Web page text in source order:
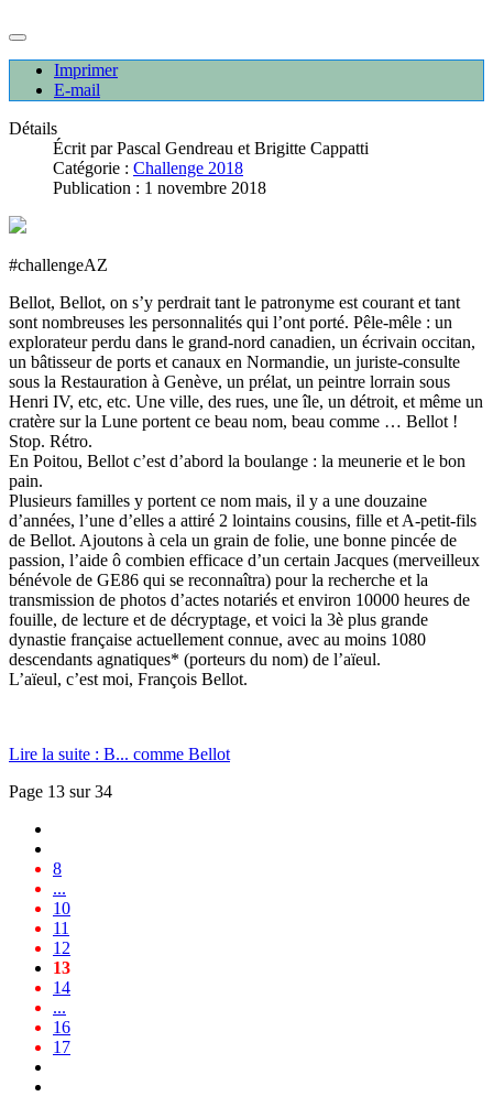
Imprimer
E-mail
Détails
Écrit parPascal Gendreau et Brigitte Cappatti
Catégorie : Challenge 2018
Publication : 1 novembre 2018
#challengeAZ
Bellot, Bellot, on s’y perdrait tant le patronyme est courant et tant
sont nombreuses les personnalités qui l’ont porté. Pêle-mêle : un
explorateur perdu dans le grand-nord canadien, un écrivain occitan,
un bâtisseur de ports et canaux en Normandie, un juriste-consulte
sous la Restauration à Genève, un prélat, un peintre lorrain sous
Henri IV, etc, etc. Une ville, des rues, une île, un détroit, et même un
cratère sur la Lune portent ce beau nom, beau comme … Bellot !
Stop. Rétro.
En Poitou, Bellot c’est d’abord la boulange : la meunerie et le bon
pain.
Plusieurs familles y portent ce nom mais, il y a une douzaine
d’années, l’une d’elles a attiré 2 lointains cousins, fille et A-petit-fils
de Bellot. Ajoutons à cela un grain de folie, une bonne pincée de
passion, l’aide ô combien efficace d’un certain Jacques (merveilleux
bénévole de GE86 qui se reconnaîtra) pour la recherche et la
transmission de photos d’actes notariés et environ 10000 heures de
fouille, de lecture et de décryptage, et voici la 3è plus grande
dynastie française actuellement connue, avec au moins 1080
descendants agnatiques* (porteurs du nom) de l’aïeul.
L’aïeul, c’est moi, François Bellot.
Lire la suite : B... comme Bellot
Page 13 sur 34
8
...
10
11
12
13
14
...
16
17